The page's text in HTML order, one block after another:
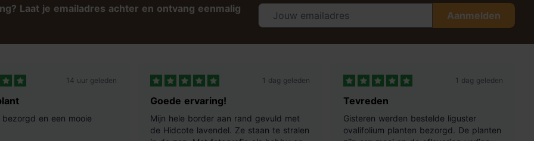
Laat je emailadres achter en ontvang eenmalig
Aanmelden
14 uur geleden
bezorgd en een mooie
1 dag geleden
Goede ervaring!
Mijn hele border aan rand gevuld met
de Hidcote lavendel. Ze staan te stralen
1 dag geleden
Tevreden
Gisteren werden bestelde liguster
ovalifolium planten bezorgd. De planten